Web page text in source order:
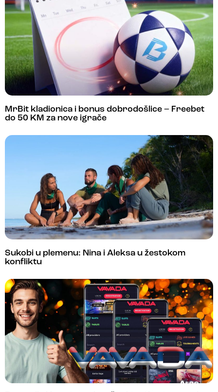
MrBit kladionica i bonus dobrodošlice – Freebet
do 50 KM za nove igrače
Sukobi u plemenu: Nina i Aleksa u žestokom
konfliktu